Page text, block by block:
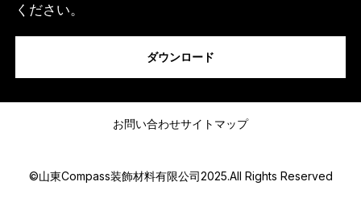
私は...
*
ください。
ダウンロード
お問い合わせサイトマップ
©山東Compass装飾材料有限公司2025.All Rights Reserved